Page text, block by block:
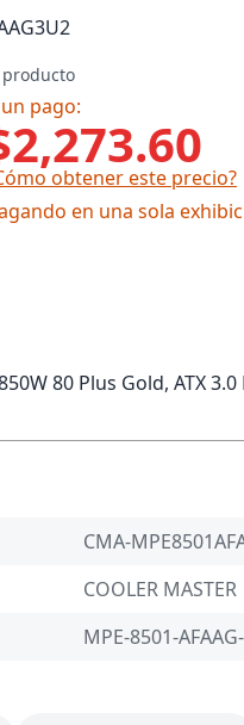
pago:
obtener este precio?
en una sola
80 Plus Gold, ATX
CMA-
COOLER MASTER
MPE-8501-